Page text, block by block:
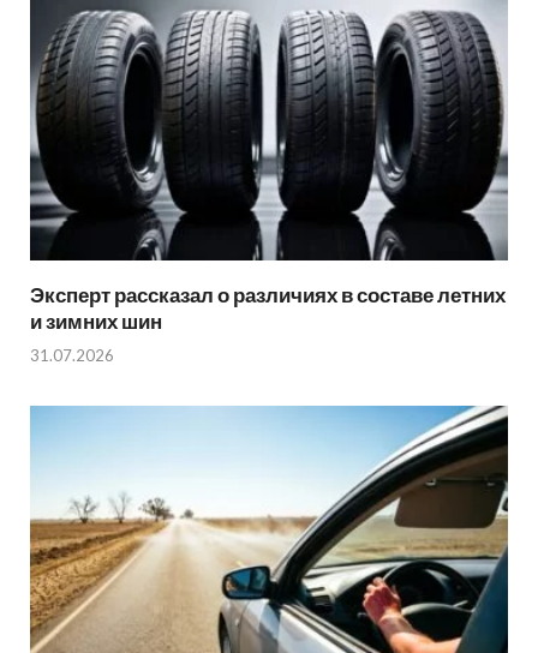
Эксперт рассказал о различиях в составе летних
и зимних шин
31.07.2026